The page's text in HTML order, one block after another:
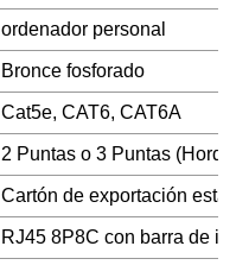
ordenador personal
Bronce fosforado
Cat5e, CAT6, CAT6A
2 Puntas o 3 Puntas
Cartón de exportación
RJ45 8P8C con barra de